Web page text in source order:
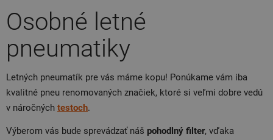
Osobné letné
pneumatiky
Letných pneumatík pre vás máme kopu! Ponúkame vám iba
kvalitné pneu renomovaných značiek, ktoré si veľmi dobre vedú
v náročných testoch.
Výberom vás bude sprevádzať náš pohodlný filter, vďaka